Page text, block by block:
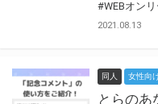
#WEBオンリ
2021.08.13
同人 女性向
とらのあ